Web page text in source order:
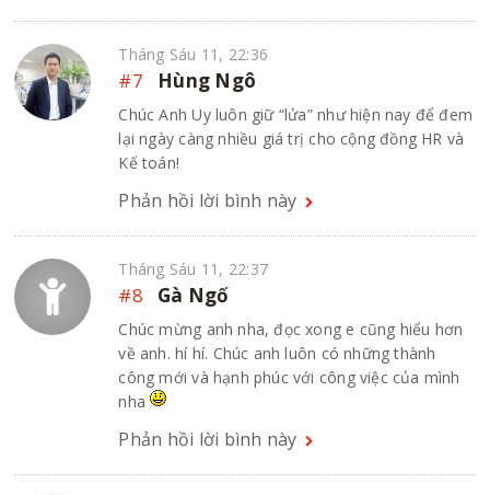
Tháng Sáu 11, 22:36
#7 Hùng Ngô
Chúc Anh Uy luôn giữ “lửa” như hiện nay để đem
lại ngày càng nhiều giá trị cho cộng đồng HR và
Kế toán!
Phản hồi lời bình này
Tháng Sáu 11, 22:37
#8 Gà Ngố
Chúc mừng anh nha, đọc xong e cũng hiểu hơn
về anh. hí hí. Chúc anh luôn có những thành
công mới và hạnh phúc với công việc của mình
nha
Phản hồi lời bình này